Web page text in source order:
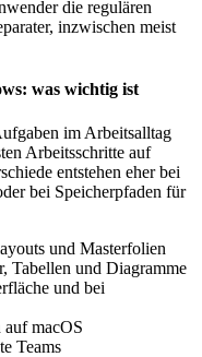
die regulären
inzwischen meist
was wichtig ist
im Arbeitsalltag
Arbeitsschritte auf
entstehen eher bei
bei Speicherpfaden für
und Masterfolien
Tabellen und Diagramme
und bei
macOS
Teams